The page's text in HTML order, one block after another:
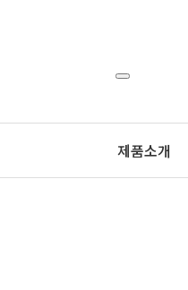
Toggle
제품소개